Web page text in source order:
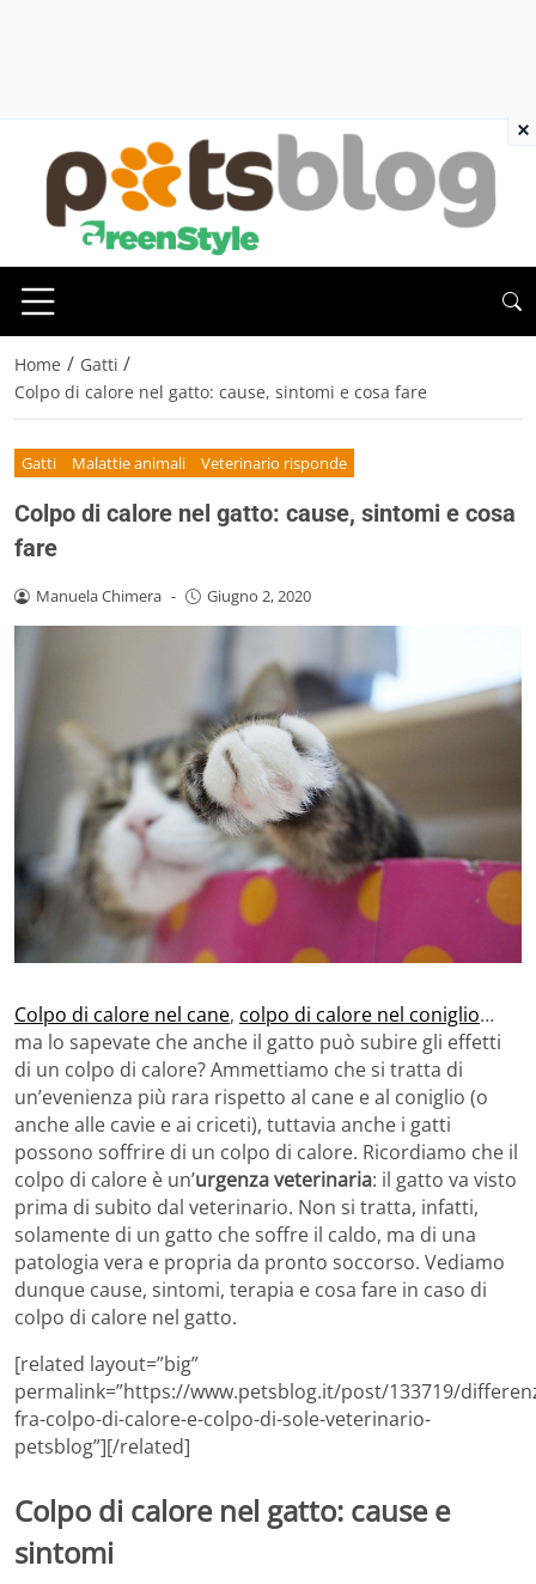
Home / Gatti /
Colpo di calore nel gatto: cause, sintomi e cosa fare
Gatti Malattie animali Veterinario risponde
Colpo di calore nel gatto: cause, sintomi e cosa
fare
Manuela Chimera - Giugno 2, 2020
Colpo di calore nel cane, colpo di calore nel coniglio…
ma lo sapevate che anche il gatto può subire gli effetti
di un colpo di calore? Ammettiamo che si tratta di
un’evenienza più rara rispetto al cane e al coniglio (o
anche alle cavie e ai criceti), tuttavia anche i gatti
possono soffrire di un colpo di calore. Ricordiamo che il
colpo di calore è un’urgenza veterinaria: il gatto va visto
prima di subito dal veterinario. Non si tratta, infatti,
solamente di un gatto che soffre il caldo, ma di una
patologia vera e propria da pronto soccorso. Vediamo
dunque cause, sintomi, terapia e cosa fare in caso di
colpo di calore nel gatto.
[related layout=”big”
permalink=”https://www.petsblog.it/post/133719/
fra-colpo-di-calore-e-colpo-di-sole-veterinario-
petsblog”][/related]
Colpo di calore nel gatto: cause e
sintomi
×